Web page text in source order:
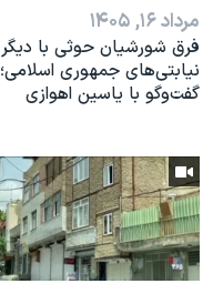
مرداد ۱۶, ۱۴۰۵
فرق شورشیان حوثی با دیگر
نیابتی‌های جمهوری اسلامی؛
گفت‌وگو با یاسین اهوازی